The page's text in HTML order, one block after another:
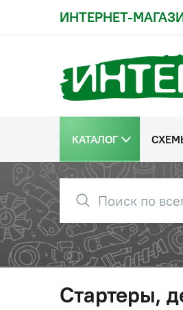
ИНТЕРНЕТ-
КАТАЛОГ
Стартеры,